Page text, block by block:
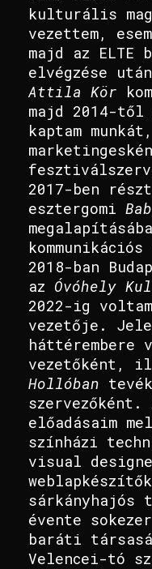
kulturális
vezettem,
majd az ELTE
elvégzése
Attila Kör
majd 2014-től
kaptam
2017-ben
esztergomi
2018-ban
az Óvóhely
2022-ig
vezetője.
háttérembere
vezetőként,
Hollóban
szervezőként.
előadásaim
színházi
visual
sárkányhajós
évente
baráti
Velencei-tó